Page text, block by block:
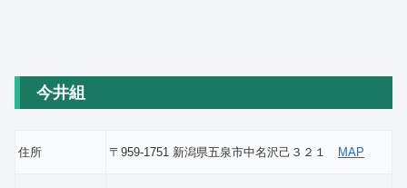
今井組
住所 〒959-1751 新潟県五泉市中名沢己３２１ MAP